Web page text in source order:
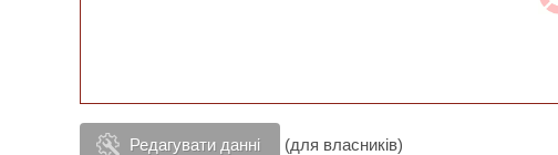
Редагувати данні (для власників)